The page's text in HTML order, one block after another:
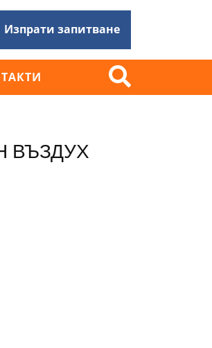
Изпрати запитване
ВЪЗДУХ